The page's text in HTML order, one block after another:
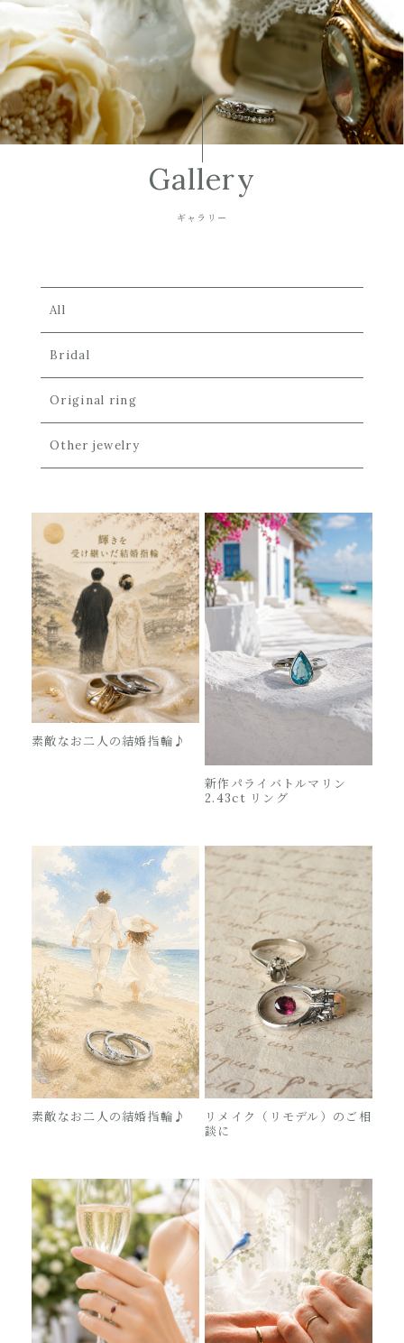
Gallery
ギャラリー
All
Bridal
Original ring
Other jewelry
素敵なお二人の結婚指輪♪
新作パライバトルマリン
2.43ct リング
素敵なお二人の結婚指輪♪
リメイク（リモデル）のご相
談に